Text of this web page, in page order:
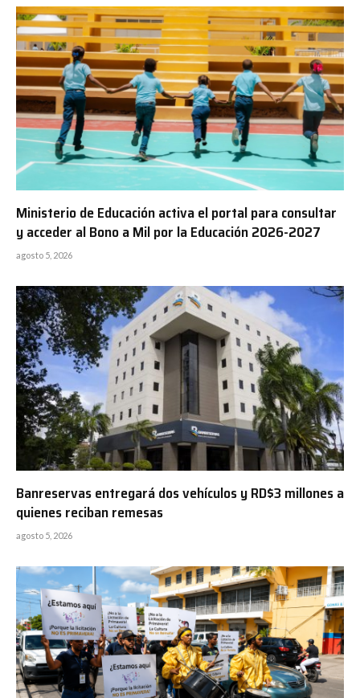
Ministerio de Educación activa el portal para consultar
y acceder al Bono a Mil por la Educación 2026-2027
agosto 5, 2026
Banreservas entregará dos vehículos y RD$3 millones a
quienes reciban remesas
agosto 5, 2026